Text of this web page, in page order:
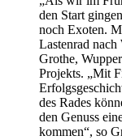
den Start
noch Exoten.
Lastenrad nach
Grothe,
Projekts. „Mit
des Rades
den Genuss
kommen“, so